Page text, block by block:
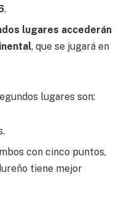
.
lugares accederán
, que se jugará en
lugares son:
con cinco puntos,
tiene mejor